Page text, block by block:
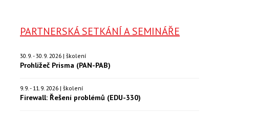
PARTNERSKÁ SETKÁNÍ A SEMINÁŘE
30.9. - 30.9. 2026 | školení
Prohlížeč Prisma (PAN-PAB)
9.9. - 11.9. 2026 | školení
Firewall: Řešení problémů (EDU-330)